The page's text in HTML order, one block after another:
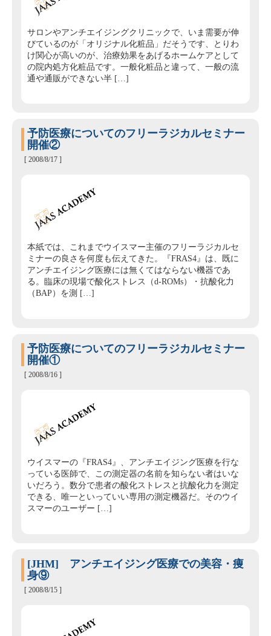
サロンやアンチエイジングクリニックで、いま需要が伸
びているのが「オリジナル化粧品」だそうです、とりわ
け関心が高いのが、治療効果をあげるホームケアとして
の院内処方化粧品です。一般化粧品と違って、一般の流
通や通販ができない半 […]
予防医療についてのフリーラジカルセミナー
開催②
[ 2008/8/17 ]
本紙では、これまでウイスマー主催のフリーラジカルセ
ミナーの良さを何度も伝えてきた。『FRAS4』は、既に
アンチエイジング医療には無くてはならない機器であ
る。臨床の現場で酸化ストレス（d-ROMs）・抗酸化力
（BAP）を測 […]
予防医療についてのフリーラジカルセミナー
開催①
[ 2008/8/16 ]
ウイスマーの『FRAS4』、アンチエイジング医療を行な
っている医師で、この測定器の名前を知らない者はいな
いだろう。数分で患者の酸化ストレスと抗酸化力を測定
できる、唯一といっていい専用の測定機器だ。そのウイ
スマーのユーザー […]
[JHM] アンチエイジング医療での美容・痩
身⑨
[ 2008/8/15 ]